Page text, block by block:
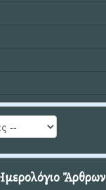
Ἄρθρων